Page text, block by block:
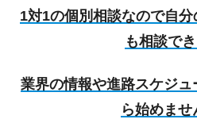
1対1の個別相談なので自
も相談で
業界の情報や進路スケジ
ら始めませ